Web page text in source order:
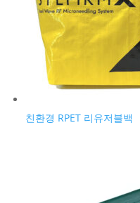
친환경 RPET 리유저블백